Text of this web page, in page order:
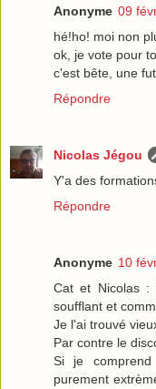
Anonyme 09
hé!ho! moi non
ok, je vote pour
c'est bête, une
Répondre
Nicolas Jégou
Y'a des
Répondre
Anonyme 10
Cat et Nicolas :
soufflant et
Je l'ai trouvé
Par contre le
Si je
purement